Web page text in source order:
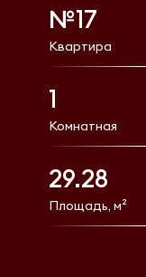
№17
Квартира
1
Комнатная
29.28
Площадь, м²